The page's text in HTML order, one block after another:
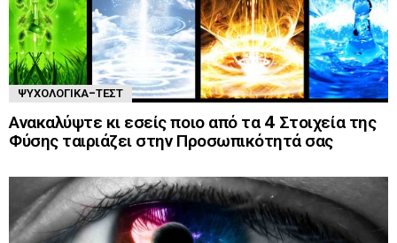
ΨΥΧΟΛΟΓΙΚΆ-ΤΈΣΤ
Ανακαλύψτε κι εσείς ποιο από τα 4 Στοιχεία της
Φύσης ταιριάζει στην Προσωπικότητά σας